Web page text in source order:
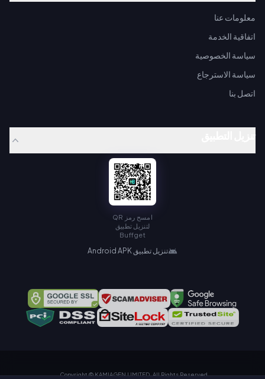
معلومات عنا
اتفاقية الخدمة
سياسة الخصوصية
سياسة الاسترجاع
اتصل بنا
امسح رمز QR
لتنزيل تطبيق
Buffget
تنزيل تطبيق Android APK
Copyright © KAMIAGEN LIMITED. All Rights Reserved.